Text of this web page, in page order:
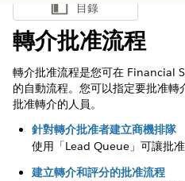
顯示目錄
目錄
轉介批准流程
轉介批准流程是您可在 Financial
的自動流程。您可以指定要批准
批准轉介的人員。
針對轉介批准者建立商機排隊
使用「Lead Queue」可讓批
建立轉介和評分的批准流程